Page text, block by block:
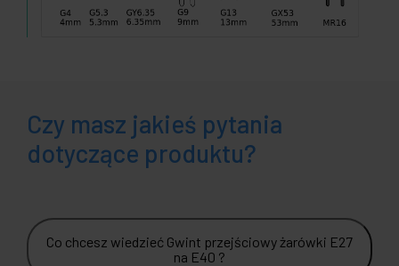
Czy masz jakieś pytania
dotyczące produktu?
Co chcesz wiedzieć Gwint przejściowy żarówki E27
na E40 ?